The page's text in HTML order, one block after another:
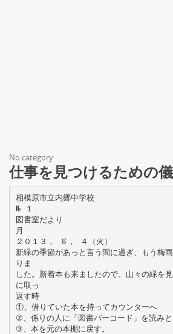
No category
仕事を見つけるための
相模原市立内郷中学校
№ １
図書室だより
月
２０１３， ６， ４（火）
新緑の季節があっと言う間に過ぎ、もう梅
りま
した。新着本も来ましたので、山々の緑を
に取っ
返す時
①、借りていた本を持ってカウンターへ
②、係りの人に「図書バーコード」を読みと
③、本を元の本棚に戻す。